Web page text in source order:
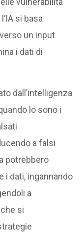
si basa
un input
i dati di
dall’intelligenza
lo sono i
a falsi
potrebbero
i dati, ingannando
a
si